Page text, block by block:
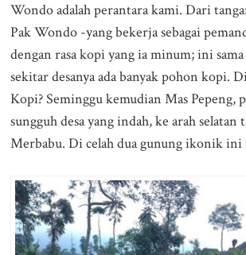
Wondo adalah perantara kami. Dari
Pak Wondo -yang bekerja sebagai
dengan rasa kopi yang ia minum; ini
sekitar desanya ada banyak pohon kopi.
Kopi? Seminggu kemudian Mas
sungguh desa yang indah, ke arah
Merbabu. Di celah dua gunung ikonik ini